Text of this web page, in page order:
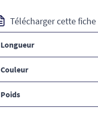
Télécharger cette
Longueur
Couleur
Poids